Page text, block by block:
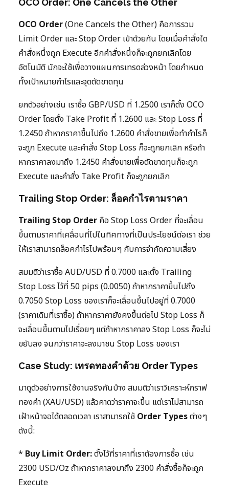
OCO Order: One Cancels the Other
OCO Order(One Cancels the Other) คือการรวม
Limit Order และ Stop Order เข้าด้วยกัน โดยเมื่อคำสั่งใด
คำสั่งหนึ่งถูก Execute อีกคำสั่งหนึ่งก็จะถูกยกเลิกโดย
อัตโนมัติ มักจะใช้เพื่อวางแผนการเทรดล่วงหน้า โดยกำหนด
ทั้งเป้าหมายกำไรและจุดตัดขาดทุน
ยกตัวอย่างเช่น เราซื้อ GBP/USD ที่ 1.2500 เราก็ตั้ง OCO
Order โดยตั้ง Take Profit ที่ 1.2600 และ Stop Loss ที่
1.2450 ถ้าหากราคาขึ้นไปถึง 1.2600 คำสั่งขายเพื่อทำกำไรก็
จะถูก Execute และคำสั่ง Stop Loss ก็จะถูกยกเลิก หรือถ้า
หากราคาลงมาถึง 1.2450 คำสั่งขายเพื่อตัดขาดทุนก็จะถูก
Execute และคำสั่ง Take Profit ก็จะถูกยกเลิก
Trailing Stop Order: ล็อคกำไรตามราคา
Trailing Stop Order คือ Stop Loss Order ที่จะเลื่อน
ขึ้นตามราคาที่เคลื่อนที่ไปในทิศทางที่เป็นประโยชน์ต่อเรา ช่วย
ให้เราสามารถล็อคกำไรไปพร้อมๆ กับการจำกัดความเสี่ยง
สมมติว่าเราซื้อ AUD/USD ที่ 0.7000 และตั้ง Trailing
Stop Loss ไว้ที่ 50 pips (0.0050) ถ้าหากราคาขึ้นไปถึง
0.7050 Stop Loss ของเราก็จะเลื่อนขึ้นไปอยู่ที่ 0.7000
(ราคาเดิมที่เราซื้อ) ถ้าหากราคายังคงขึ้นต่อไป Stop Loss ก็
จะเลื่อนขึ้นตามไปเรื่อยๆ แต่ถ้าหากราคาลง Stop Loss ก็จะไม่
ขยับลง จนกว่าราคาจะลงมาชน Stop Loss ของเรา
Case Study: เทรดทองคำด้วย Order Types
มาดูตัวอย่างการใช้งานจริงกันบ้าง สมมติว่าเราวิเคราะห์กราฟ
ทองคำ (XAU/USD) แล้วคาดว่าราคาจะขึ้น แต่เราไม่สามารถ
เฝ้าหน้าจอได้ตลอดเวลา เราสามารถใช้ Order Typesต่างๆ
ดังนี้:
* Buy Limit Order:ตั้งไว้ที่ราคาที่เราต้องการซื้อ เช่น
2300 USD/Oz ถ้าหากราคาลงมาถึง 2300 คำสั่งซื้อก็จะถูก
Execute